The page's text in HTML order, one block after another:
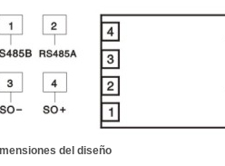
del diseño